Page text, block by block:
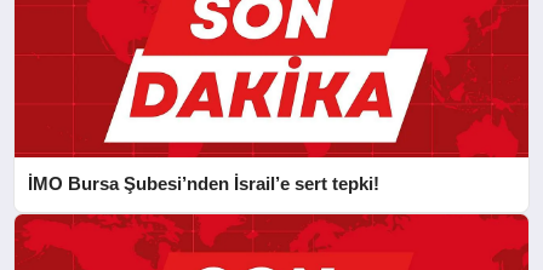
İMO Bursa Şubesi’nden İsrail’e sert tepki!